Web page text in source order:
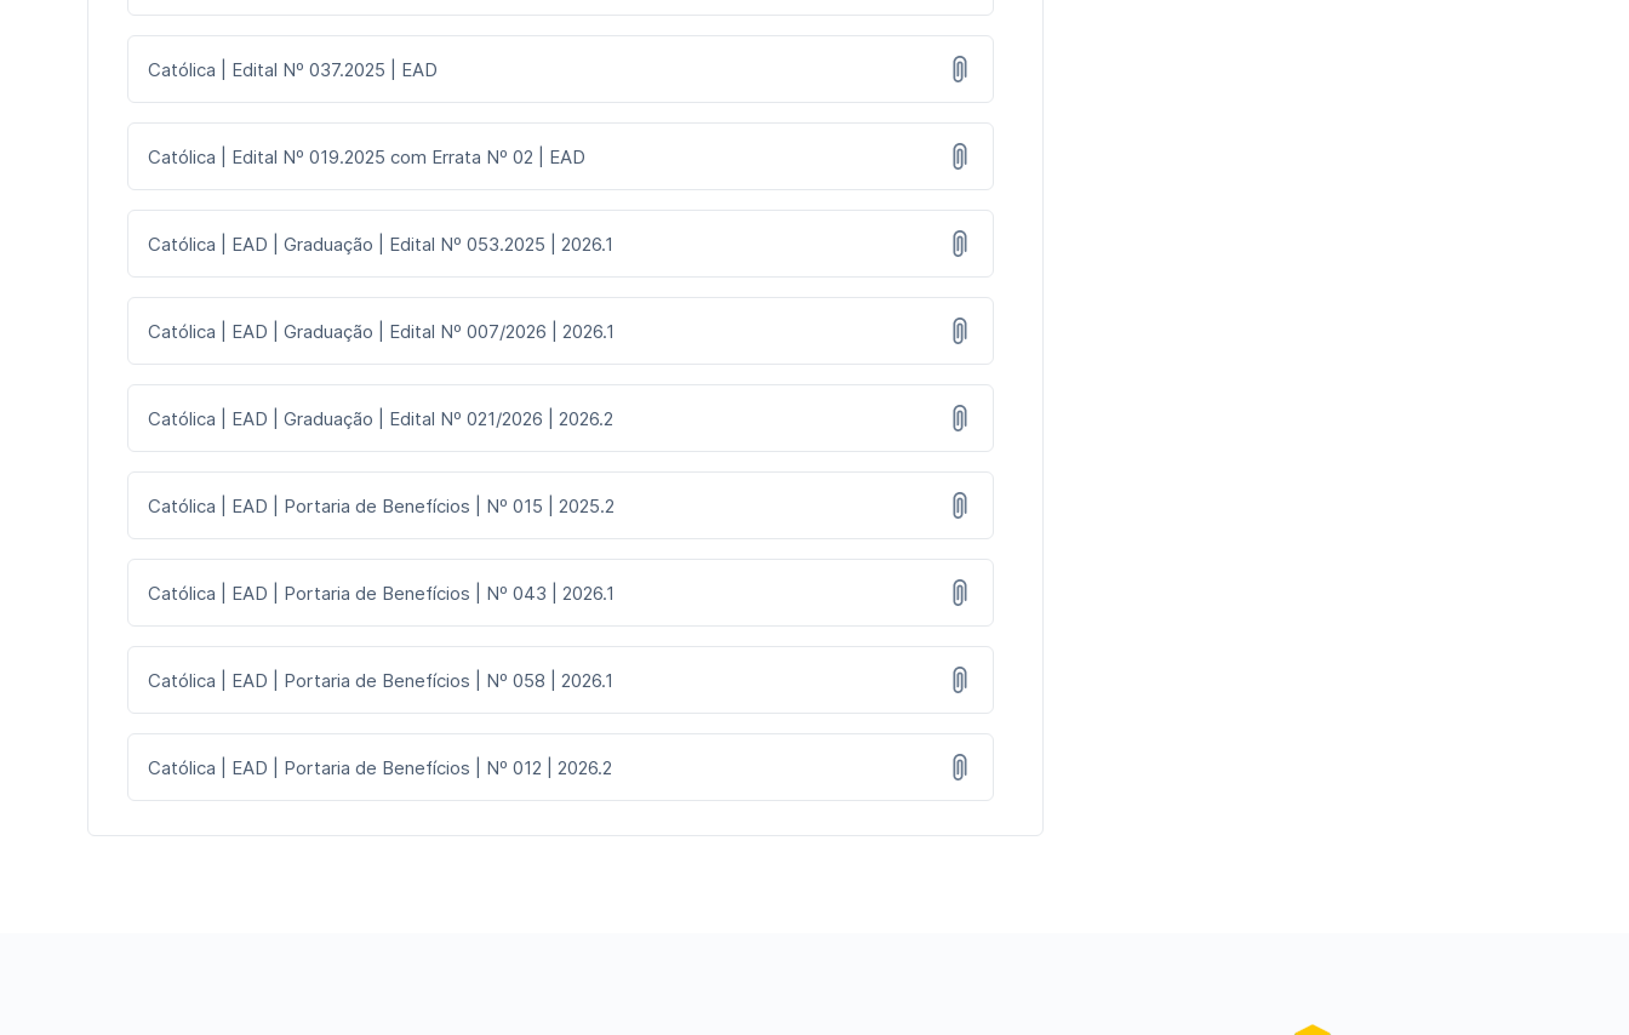
Católica | Edital Nº 037.2025 | EAD
Católica | Edital Nº 019.2025 com Errata Nº 02 | EAD
Católica | EAD | Graduação | Edital Nº 053.2025 | 2026.1
Católica | EAD | Graduação | Edital Nº 007/2026 | 2026.1
Católica | EAD | Graduação | Edital Nº 021/2026 | 2026.2
Católica | EAD | Portaria de Benefícios | Nº 015 | 2025.2
Católica | EAD | Portaria de Benefícios | Nº 043 | 2026.1
Católica | EAD | Portaria de Benefícios | Nº 058 | 2026.1
Católica | EAD | Portaria de Benefícios | Nº 012 | 2026.2